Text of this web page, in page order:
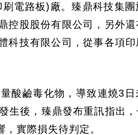
電路板)廠。臻鼎科技集
控股股份有限公司，另外
科技有限公司，從事各項
酸鹼毒化物，導致連燒3
生後，臻鼎發布重訊指出
實際損失待判定。